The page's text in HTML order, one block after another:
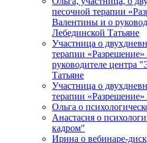
песочной терапии
Валентины и о
Лебединской Татьяне
Участница о
терапии
руководителе центра
Татьяне
Участница о
терапии
Ольга о
Анастасия о
кадром"
Ирина о вебинаре-